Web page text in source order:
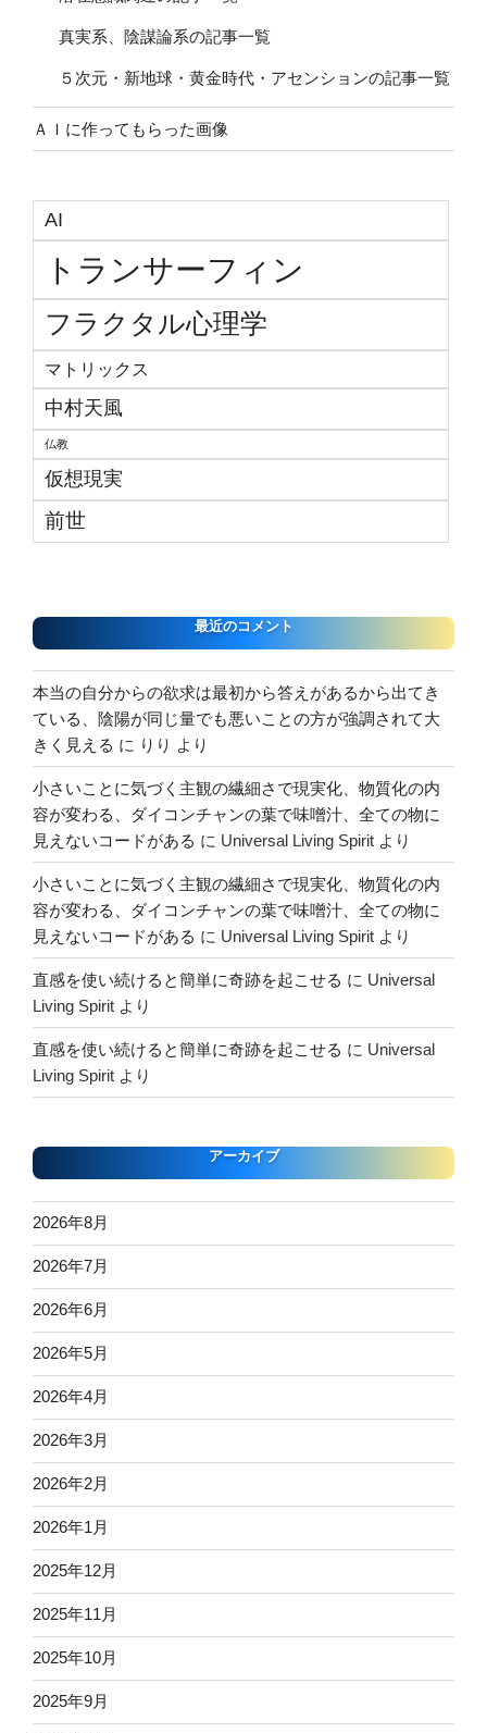
真実系、陰謀論系の記事一覧
５次元・新地球・黄金時代・アセンションの記事一覧
ＡＩに作ってもらった画像
AI
トランサーフィン
フラクタル心理学
マトリックス
中村天風
仏教
仮想現実
前世
最近のコメント
本当の自分からの欲求は最初から答えがあるから出てき
ている、陰陽が同じ量でも悪いことの方が強調されて大
きく見える に りり より
小さいことに気づく主観の繊細さで現実化、物質化の内
容が変わる、ダイコンチャンの葉で味噌汁、全ての物に
見えないコードがある に Universal Living Spirit より
小さいことに気づく主観の繊細さで現実化、物質化の内
容が変わる、ダイコンチャンの葉で味噌汁、全ての物に
見えないコードがある に Universal Living Spirit より
直感を使い続けると簡単に奇跡を起こせる に Universal
Living Spirit より
直感を使い続けると簡単に奇跡を起こせる に Universal
Living Spirit より
アーカイブ
2026年8月
2026年7月
2026年6月
2026年5月
2026年4月
2026年3月
2026年2月
2026年1月
2025年12月
2025年11月
2025年10月
2025年9月